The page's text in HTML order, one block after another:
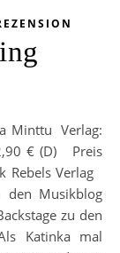
€ (D) Preis
Verlag
den Musikblog
zu den
Katinka mal